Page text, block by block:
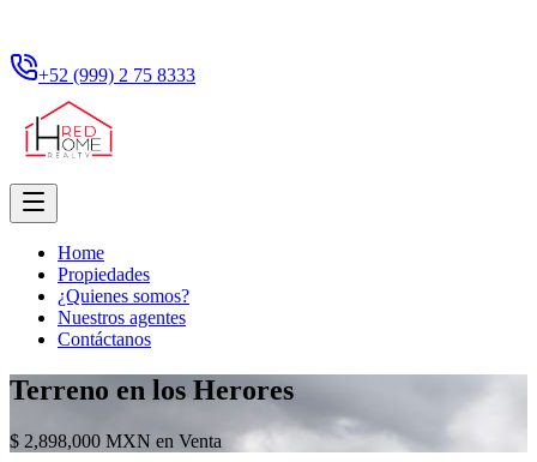
+52 (999) 2 75 8333
Home
Propiedades
¿Quienes somos?
Nuestros agentes
Contáctanos
Terreno en los Herores
$ 2,898,000 MXN en Venta